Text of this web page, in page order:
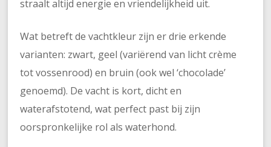
straalt altijd energie en vriendelijkheid uit.
Wat betreft de vachtkleur zijn er drie erkende
varianten: zwart, geel (variërend van licht crème
tot vossenrood) en bruin (ook wel ‘chocolade’
genoemd). De vacht is kort, dicht en
waterafstotend, wat perfect past bij zijn
oorspronkelijke rol als waterhond.